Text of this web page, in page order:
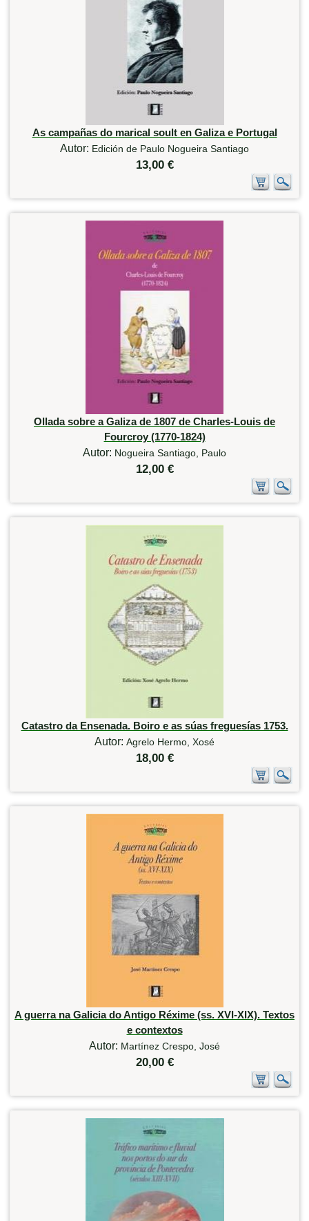
As campañas do marical soult en Galiza e Portugal
Autor: Edición de Paulo Nogueira Santiago
13,00 €
Ollada sobre a Galiza de 1807 de Charles-Louis de
Fourcroy (1770-1824)
Autor: Nogueira Santiago, Paulo
12,00 €
Catastro da Ensenada. Boiro e as súas freguesías 1753.
Autor: Agrelo Hermo, Xosé
18,00 €
A guerra na Galicia do Antigo Réxime (ss. XVI-XIX). Textos
e contextos
Autor: Martínez Crespo, José
20,00 €